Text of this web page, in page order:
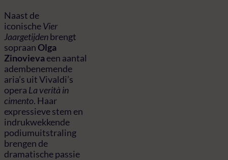
Naast de
iconischeVier
Jaargetijdenbrengt
sopraanOlga
Zinovievaeen aantal
adembenemende
aria’s uit Vivaldi’s
opera La verità in
cimento. Haar
expressieve stem en
indrukwekkende
podiumuitstraling
brengen de
dramatische passie